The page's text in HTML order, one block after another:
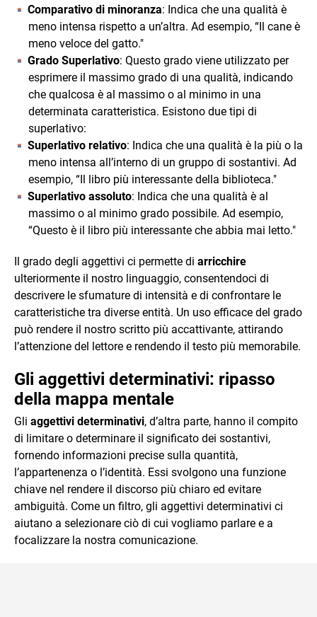
Comparativo di minoranza: Indica che una qualità è
meno intensa rispetto a un’altra. Ad esempio, “Il cane è
meno veloce del gatto."
Grado Superlativo: Questo grado viene utilizzato per
esprimere il massimo grado di una qualità, indicando
che qualcosa è al massimo o al minimo in una
determinata caratteristica. Esistono due tipi di
superlativo:
Superlativo relativo: Indica che una qualità è la più o la
meno intensa all’interno di un gruppo di sostantivi. Ad
esempio, “Il libro più interessante della biblioteca."
Superlativo assoluto: Indica che una qualità è al
massimo o al minimo grado possibile. Ad esempio,
“Questo è il libro più interessante che abbia mai letto."
Il grado degli aggettivi ci permette di arricchire
ulteriormente il nostro linguaggio, consentendoci di
descrivere le sfumature di intensità e di confrontare le
caratteristiche tra diverse entità. Un uso efficace del grado
può rendere il nostro scritto più accattivante, attirando
l’attenzione del lettore e rendendo il testo più memorabile.
Gli aggettivi determinativi: ripasso
della mappa mentale
Gli aggettivi determinativi, d’altra parte, hanno il compito
di limitare o determinare il significato dei sostantivi,
fornendo informazioni precise sulla quantità,
l’appartenenza o l’identità. Essi svolgono una funzione
chiave nel rendere il discorso più chiaro ed evitare
ambiguità. Come un filtro, gli aggettivi determinativi ci
aiutano a selezionare ciò di cui vogliamo parlare e a
focalizzare la nostra comunicazione.